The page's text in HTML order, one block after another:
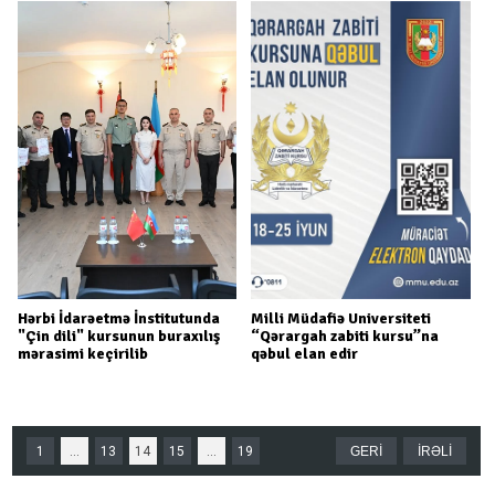
Hərbi İdarəetmə İnstitutunda
"Çin dili" kursunun buraxılış
mərasimi keçirilib
Milli Müdafiə Universiteti
“Qərargah zabiti kursu”na
qəbul elan edir
1 ... 13 14 15 ... 19 GERİ İRƏLİ